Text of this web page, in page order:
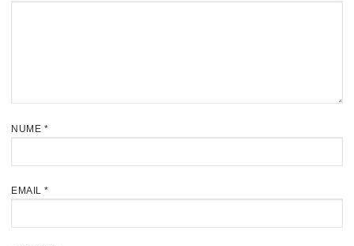
NUME *
EMAIL *